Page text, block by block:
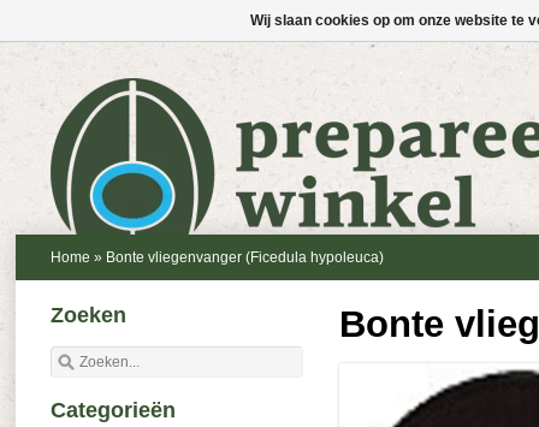
Home » Bonte vliegenvanger (Ficedula hypoleuca)
Bonte
Zoeken
Categorieën
Wij slaan cookies op om onze website te